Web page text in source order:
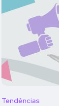
Tendências